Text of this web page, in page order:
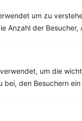
um zu
Anzahl der
um die
bei, den Besuchern
Rezepte